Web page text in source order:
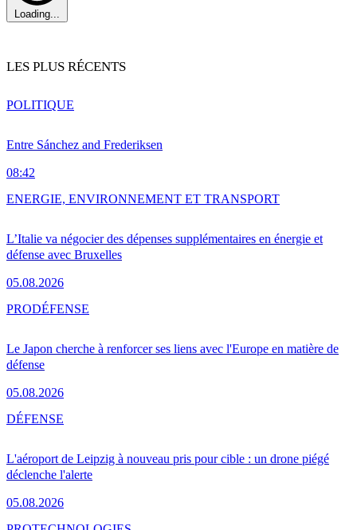
Loading...
LES PLUS RÉCENTS
Entre Sánchez and Frederiksen
08:42
POLITIQUE
L’Italie va négocier des dépenses supplémentaires en énergie et
défense avec Bruxelles
05.08.2026
ENERGIE, ENVIRONNEMENT ET TRANSPORT
Le Japon cherche à renforcer ses liens avec l'Europe en matière de
défense
05.08.2026
PRODÉFENSE
L'aéroport de Leipzig à nouveau pris pour cible : un drone piégé
déclenche l'alerte
05.08.2026
DÉFENSE